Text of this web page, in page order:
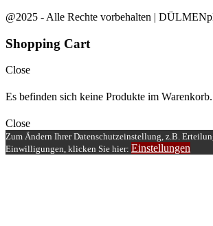
@2025 - Alle Rechte vorbehalten |
Shopping Cart
Close
Es befinden sich keine Produkte im Warenkorb.
Close
Zum Ändern Ihrer Datenschutzeinstellung, z.B.
Einwilligungen, klicken Sie hier: Einstellungen